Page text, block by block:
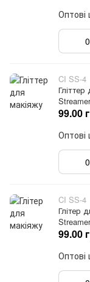
Оптові
CI SS-4
99.00
Оптові
CI SS-4
Глітер
99.00
Оптові